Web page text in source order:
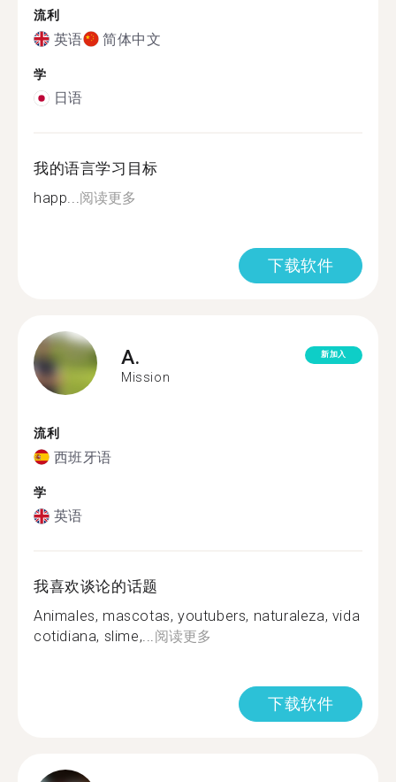
流利
英语 简体中文
学
日语
我的语言学习目标
happ...阅读更多
下载软件
A.
Mission
新加入
流利
西班牙语
学
英语
我喜欢谈论的话题
Animales, mascotas, youtubers, naturaleza, vida
cotidiana, slime,...阅读更多
下载软件